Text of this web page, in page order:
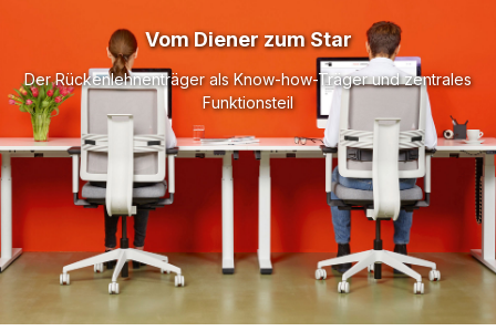
Vom Diener zum Star
Der Rückenlehnenträger als Know-how-Träger und zentrales
Funktionsteil